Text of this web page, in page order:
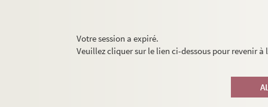
Votre session a expiré.
Veuillez cliquer sur le lien ci-dessous pour revenir